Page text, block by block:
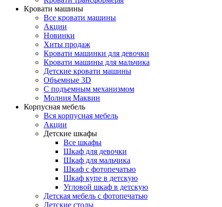
Кровати машины
Все кровати машины
Акции
Новинки
Хиты продаж
Кровати машинки для девочки
Кровати машины для мальчика
Детские кровати машины
Объемные 3D
С подъемным механизмом
Молния Маквин
Корпусная мебель
Вся корпусная мебель
Акции
Детские шкафы
Все шкафы
Шкаф для девочки
Шкаф для мальчика
Шкаф с фотопечатью
Шкаф купе в детскую
Угловой шкаф в детскую
Детская мебель с фотопечатью
Детские столы